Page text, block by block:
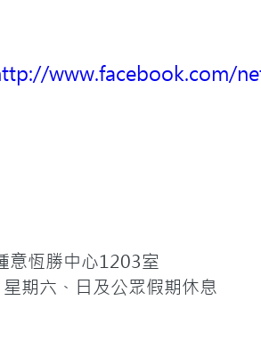
www.facebook.com/
恆勝中心1203室
期六、日及公眾假期休息